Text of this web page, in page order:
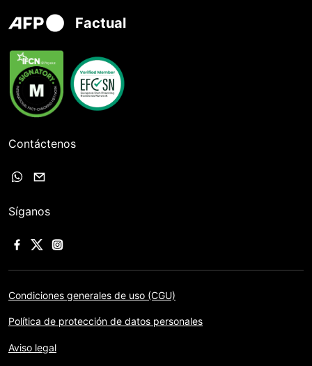
Factual
Contáctenos
Síganos
Condiciones generales de uso (CGU)
Política de protección de datos personales
Aviso legal